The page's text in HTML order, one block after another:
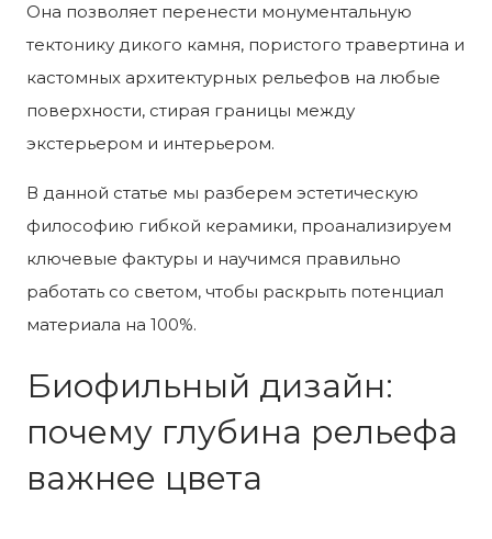
Она позволяет перенести монументальную
тектонику дикого камня, пористого травертина и
кастомных архитектурных рельефов на любые
поверхности, стирая границы между
экстерьером и интерьером.
В данной статье мы разберем эстетическую
философию гибкой керамики, проанализируем
ключевые фактуры и научимся правильно
работать со светом, чтобы раскрыть потенциал
материала на 100%.
Биофильный дизайн:
почему глубина рельефа
важнее цвета